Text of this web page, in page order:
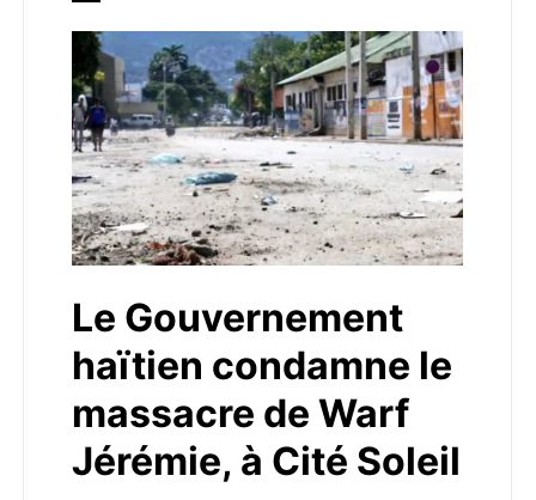
Le Gouvernement
haïtien condamne le
massacre de Warf
Jérémie, à Cité Soleil